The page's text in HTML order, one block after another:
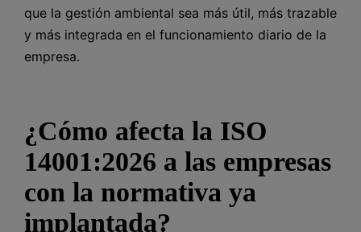
que la gestión ambiental sea más útil, más trazable
y más integrada en el funcionamiento diario de la
empresa.
¿Cómo afecta la ISO
14001:2026 a las empresas
con la normativa ya
implantada?